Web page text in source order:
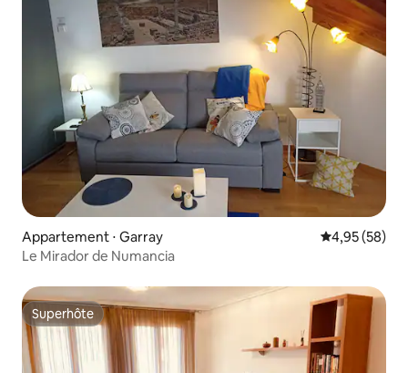
Appartement ⋅ Garray Évaluation
4,95 (58)
Le Mirador de Numancia
Superhôte
Superhôte